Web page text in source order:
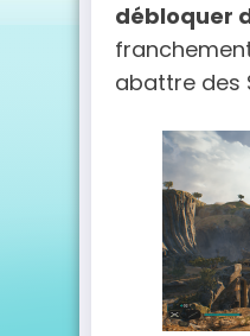
débloquer
abattre des